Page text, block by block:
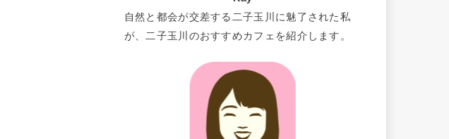
自然と都会が交差する二子玉川に魅了された私
が、二子玉川のおすすめカフェを紹介します。